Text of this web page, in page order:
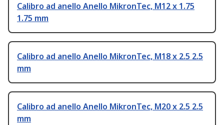
Calibro ad anello Anello MikronTec, M12 x 1.75
1.75 mm
Calibro ad anello Anello MikronTec, M18 x 2.5 2.5
mm
Calibro ad anello Anello MikronTec, M20 x 2.5 2.5
mm